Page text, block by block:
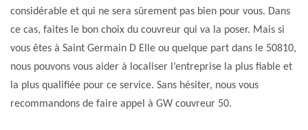
considérable et qui ne sera sûrement pas bien pour vous. Dans
ce cas, faites le bon choix du couvreur qui va la poser. Mais si
vous êtes à Saint Germain D Elle ou quelque part dans le 50810,
nous pouvons vous aider à localiser l’entreprise la plus fiable et
la plus qualifiée pour ce service. Sans hésiter, nous vous
recommandons de faire appel à GW couvreur 50.